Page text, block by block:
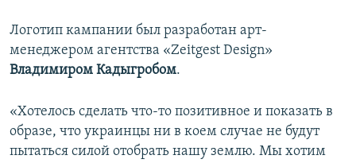
Логотип кампании был разработан арт-
менеджером агентства «Zeitgest Design»
Владимиром Кадыгробом.
«Хотелось сделать что-то позитивное и показать в
образе, что украинцы ни в коем случае не будут
пытаться силой отобрать нашу землю. Мы хотим